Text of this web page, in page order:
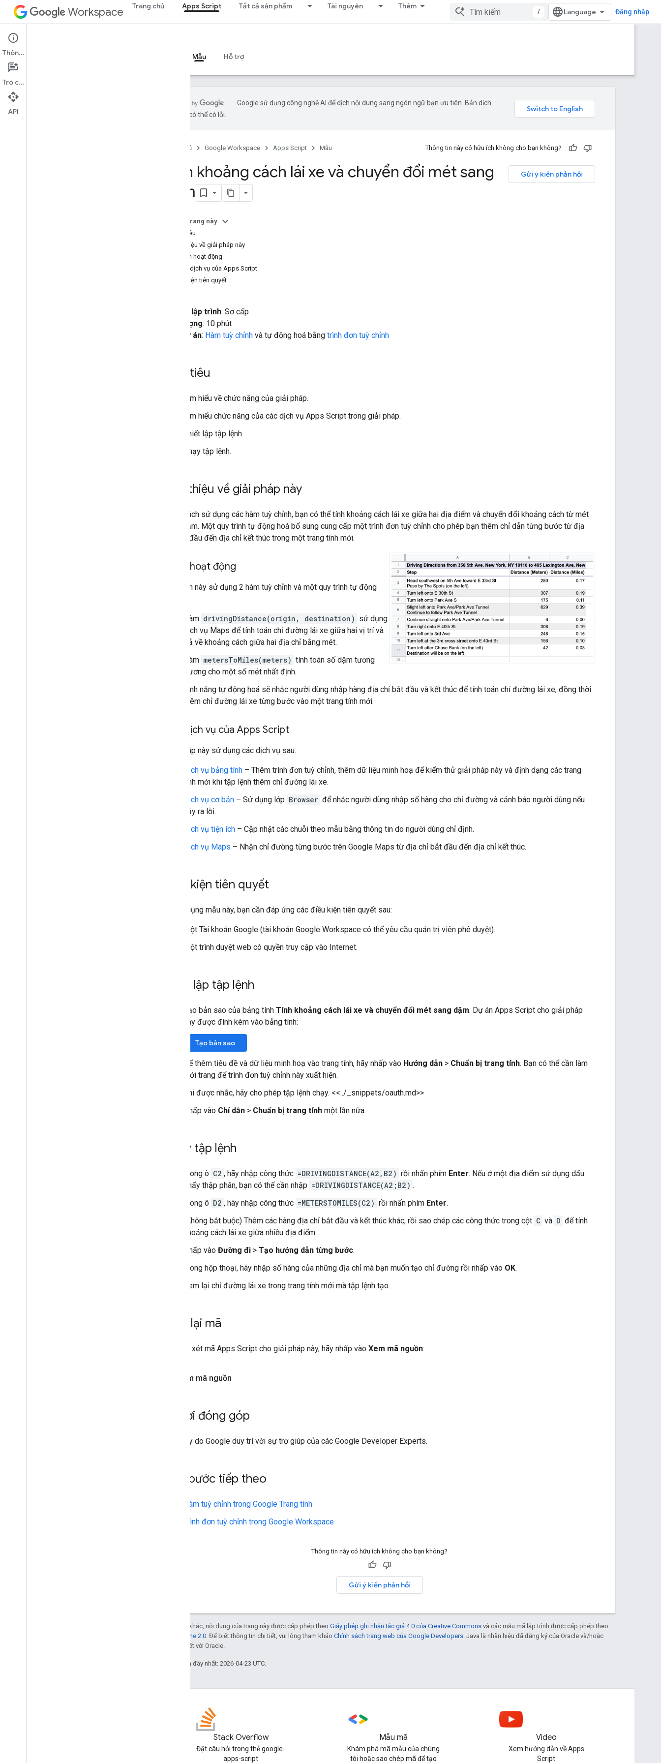
Workspace Trang chủ Apps Script Tất cả sản phẩm Tài nguyên Thêm
/ Đăng nhập
Apps Script
Tổng quan Mẫu Hỗ trợ
Google sử dụng công nghệ AI để dịch nội dung sang ngôn ngữ bạn ưu tiên. Bản dịch
bằng AI có thể có lỗi.
Trang chủ Google Workspace Apps Script Mẫu Thông tin này có hữu ích không cho bạn không?
Gửi ý kiến phản hồi
Tính khoảng cách lái xe và chuyển đổi mét sang
dặm
Trên trang này
Mục tiêu
Giới thiệu về giải pháp này
Cách hoạt động
Các dịch vụ của Apps Script
Điều kiện tiên quyết
Cấp độ lập trình: Sơ cấp
Thời lượng: 10 phút
Loại dự án: Hàm tuỳ chỉnh và tự động hoá bằng trình đơn tuỳ chỉnh
Mục tiêu
Tìm hiểu về chức năng của giải pháp.
Tìm hiểu chức năng của các dịch vụ Apps Script trong giải pháp.
Thiết lập tập lệnh.
Chạy tập lệnh.
Giới thiệu về giải pháp này
Bằng cách sử dụng các hàm tuỳ chỉnh, bạn có thể tính khoảng cách lái xe giữa hai địa điểm và chuyển đổi khoảng cách từ mét
sang dặm. Một quy trình tự động hoá bổ sung cung cấp một trình đơn tuỳ chỉnh cho phép bạn thêm chỉ dẫn từng bước từ địa
chỉ bắt đầu đến địa chỉ kết thúc trong một trang tính mới.
Cách hoạt động
Tập lệnh này sử dụng 2 hàm tuỳ chỉnh và một quy trình tự động
Hàm drivingDistance(origin, destination) sử dụng
dịch vụ Maps để tính toán chỉ đường lái xe giữa hai vị trí và
trả về khoảng cách giữa hai địa chỉ bằng mét.
Hàm metersToMiles(meters) tính toán số dặm tương
đương cho một số mét nhất định.
Tính năng tự động hoá sẽ nhắc người dùng nhập hàng địa chỉ bắt đầu và kết thúc để tính toán chỉ đường lái xe, đồng thời
thêm chỉ đường lái xe từng bước vào một trang tính mới.
Các dịch vụ của Apps Script
Giải pháp này sử dụng các dịch vụ sau:
Dịch vụ bảng tính – Thêm trình đơn tuỳ chỉnh, thêm dữ liệu minh hoạ để kiểm thử giải pháp này và định dạng các trang
tính mới khi tập lệnh thêm chỉ đường lái xe.
Dịch vụ cơ bản – Sử dụng lớp Browser để nhắc người dùng nhập số hàng cho chỉ đường và cảnh báo người dùng nếu
xảy ra lỗi.
Dịch vụ tiện ích – Cập nhật các chuỗi theo mẫu bằng thông tin do người dùng chỉ định.
Dịch vụ Maps – Nhận chỉ đường từng bước trên Google Maps từ địa chỉ bắt đầu đến địa chỉ kết thúc.
Điều kiện tiên quyết
Để sử dụng mẫu này, bạn cần đáp ứng các điều kiện tiên quyết sau:
Một Tài khoản Google (tài khoản Google Workspace có thể yêu cầu quản trị viên phê duyệt).
Một trình duyệt web có quyền truy cập vào Internet.
Thiết lập tập lệnh
Tạo bản sao của bảng tính Tính khoảng cách lái xe và chuyển đổi mét sang dặm. Dự án Apps Script cho giải pháp
này được đính kèm vào bảng tính:
Tạo bản sao
Để thêm tiêu đề và dữ liệu minh hoạ vào trang tính, hãy nhấp vào Hướng dẫn > Chuẩn bị trang tính. Bạn có thể cần làm
mới trang để trình đơn tuỳ chỉnh này xuất hiện.
Khi được nhắc, hãy cho phép tập lệnh chạy. <<../_snippets/oauth.md>>
Nhấp vào Chỉ dẫn > Chuẩn bị trang tính một lần nữa.
Chạy tập lệnh
Trong ô C2 , hãy nhập công thức =DRIVINGDISTANCE(A2,B2) rồi nhấn phím Enter. Nếu ở một địa điểm sử dụng dấu
phẩy thập phân, bạn có thể cần nhập =DRIVINGDISTANCE(A2;B2) .
Trong ô D2 , hãy nhập công thức =METERSTOMILES(C2) rồi nhấn phím Enter.
(Không bắt buộc) Thêm các hàng địa chỉ bắt đầu và kết thúc khác, rồi sao chép các công thức trong cột C và D để tính
khoảng cách lái xe giữa nhiều địa điểm.
Nhấp vào Đường đi > Tạo hướng dẫn từng bước.
Trong hộp thoại, hãy nhập số hàng của những địa chỉ mà bạn muốn tạo chỉ đường rồi nhấp vào OK.
Xem lại chỉ đường lái xe trong trang tính mới mà tập lệnh tạo.
Xem lại mã
Để xem xét mã Apps Script cho giải pháp này, hãy nhấp vào Xem mã nguồn:
Xem mã nguồn
Người đóng góp
Mẫu này do Google duy trì với sự trợ giúp của các Google Developer Experts.
Các bước tiếp theo
Hàm tuỳ chỉnh trong Google Trang tính
Trình đơn tuỳ chỉnh trong Google Workspace
Thông tin này có hữu ích không cho bạn không?
Gửi ý kiến phản hồi
Trừ phi có lưu ý khác, nội dung của trang này được cấp phép theo Giấy phép ghi nhận tác giả 4.0 của Creative Commons và các mẫu mã lập trình được cấp phép theo
Giấy phép Apache 2.0 . Để biết thông tin chi tiết, vui lòng tham khảo Chính sách trang web của Google Developers . Java là nhãn hiệu đã đăng ký của Oracle và/hoặc
các đơn vị liên kết với Oracle.
Cập nhật lần gần đây nhất: 2026-04-23 UTC.
Stack Overflow
Đặt câu hỏi trong thẻ google-
apps-script
Mẫu mã
Khám phá mã mẫu của chúng
tôi hoặc sao chép mã để tạo
Video
Xem hướng dẫn về Apps
Script
Thông tin
Trò chuyện
API